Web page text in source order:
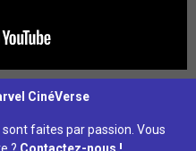
CinéVerse
sont faites par passion. Vous
? Contactez-nous !